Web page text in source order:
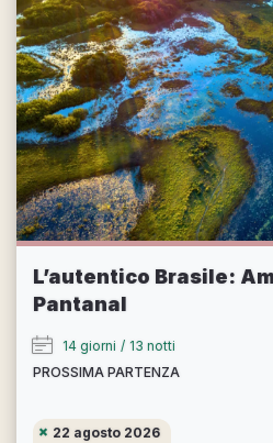
L’autentico Brasile:
Pantanal
14 giorni / 13 notti
PROSSIMA PARTENZA
22 agosto 2026